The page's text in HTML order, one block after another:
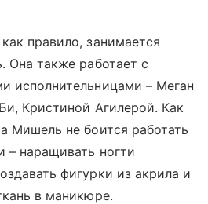
правило, занимается
Она также работает с
исполнительницами – Меган
Кристиной Агилерой. Как
Мишель не боится работать
наращивать ногти
фигурки из акрила и
в маникюре.